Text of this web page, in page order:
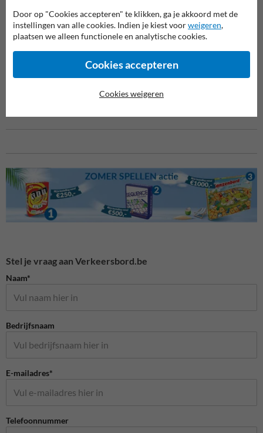
meteen wat de bedoeling is, geen misverstanden, geen vragen.
Waarom kiezen voor dit parkeerbord?
SB250-uitvoering
🌙 Reflecterende folie voor zichtbaarheid dag en nacht
🅿️ Helder en uitnodigend voor bezoekers, personeel en chauffeurs
🏢 Ideaal voor bedrijfsterreinen, winkelzones of parkeergarages
Stel je vraag aan Verkeersbord.be
Naam*
Bedrijfsnaam
E-mailadres*
Telefoonnummer
Door op "Cookies accepteren" te klikken, ga je akkoord met de
instellingen van alle cookies. Indien je kiest voorweigeren,
plaatsen we alleen functionele en analytische cookies.
Cookies accepteren
Cookies weigeren